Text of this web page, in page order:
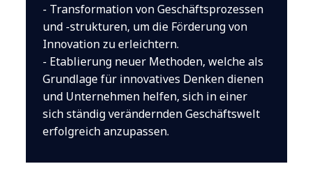
- Transformation von Geschäftsprozessen
und -strukturen, um die Förderung von
Innovation zu erleichtern.
- Etablierung neuer Methoden, welche als
Grundlage für innovatives Denken dienen
und Unternehmen helfen, sich in einer
sich ständig verändernden Geschäftswelt
erfolgreich anzupassen.